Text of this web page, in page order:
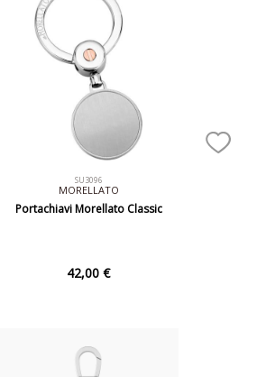
SU3096
MORELLATO
Portachiavi Morellato Classic
42,00 €